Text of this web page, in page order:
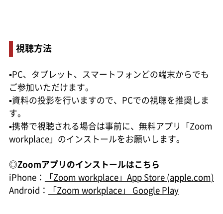
視聴方法
▪PC、タブレット、スマートフォンどの端末からでも
ご参加いただけます。
▪資料の投影を行いますので、PCでの視聴を推奨しま
す。
▪携帯で視聴される場合は事前に、無料アプリ「Zoom
workplace」のインストールをお願いします。
◎Zoomアプリのインストールはこちら
iPhone：
「Zoom workplace」App Store (apple.com)
Android：
「Zoom workplace」 Google Play